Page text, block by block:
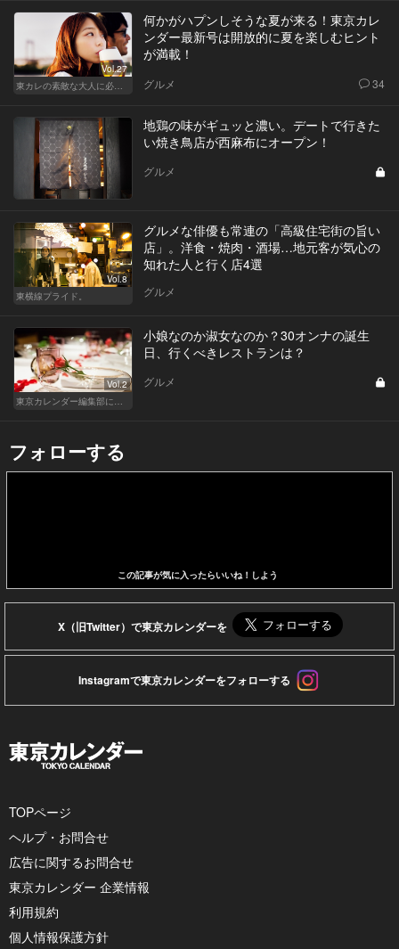
Vol.27
東カレの素敵な大人に必要なこと
何かがハプンしそうな夏が来る！東京カレ
ンダー最新号は開放的に夏を楽しむヒント
が満載！
グルメ 34
地鶏の味がギュッと濃い。デートで行きた
い焼き鳥店が西麻布にオープン！
グルメ
Vol.8
東横線プライド。
グルメな俳優も常連の「高級住宅街の旨い
店」。洋食・焼肉・酒場…地元客が気心の
知れた人と行く店4選
グルメ
Vol.2
東京カレンダー編集部による、恋のレストラン道場
小娘なのか淑女なのか？30オンナの誕生
日、行くべきレストランは？
グルメ
フォローする
この記事が気に入ったらいいね！しよう
X（旧Twitter）で東京カレンダーを
Instagramで東京カレンダーをフォローする
TOPページ
ヘルプ・お問合せ
広告に関するお問合せ
東京カレンダー 企業情報
利用規約
個人情報保護方針